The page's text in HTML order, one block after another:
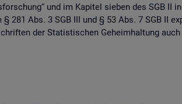
und im Ka­pi­tel sie­ben des SGB II
281 Abs. 3 SGB III und § 53 Abs. 7 SGB II
der Sta­tis­ti­schen Ge­heim­hal­tung